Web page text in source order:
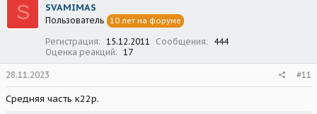
S SVAMIMAS
Пользователь 10 лет на форуме
Регистрация 15.12.2011 Сообщения
444
Оценка реакций
17
28.11.2023 #11
Средняя часть к22р.